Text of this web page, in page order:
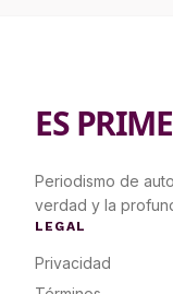
ES
Periodismo de
verdad y la
LEGAL
Privacidad